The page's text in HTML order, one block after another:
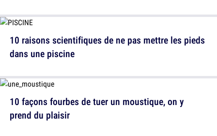
10 façons fourbes de tuer un moustique, on y
prend du plaisir
10 raisons scientifiques de ne pas mettre les pieds
dans une piscine